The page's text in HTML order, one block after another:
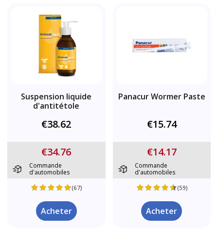
Suspension liquide
d'antitétole
€38.62
€34.76
Commande
d'automobiles
(67)
Acheter
Panacur Wormer Paste
€15.74
€14.17
Commande
d'automobiles
(59)
Acheter